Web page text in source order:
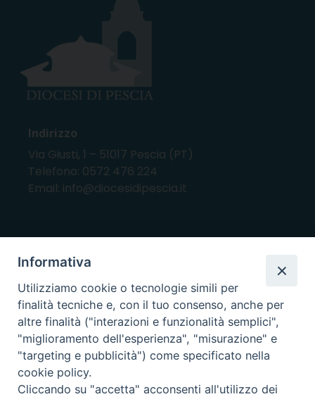
Indirizzo
Via Giusti, 1 – 51017 Pescia (PT)
Telefono: 0572 476 224
Email: info@diocesidipescia.it
ORARI E GIORNI DI APERTURA
10.00 alle 12.00
UFFICI ECONOMATO E AMMINISTRAZIONE Lunedì e
Mercoledì, dalle 10.00 alle 12.30
UFFICIO BENI CULTURALI Lunedì, Mercoledì,
Venerdì, dalle 10.00 alle 12.30
Informativa
Utilizziamo cookie o tecnologie simili per
finalità tecniche e, con il tuo consenso, anche per
altre finalità ("interazioni e funzionalità semplici",
"miglioramento dell'esperienza", "misurazione" e
"targeting e pubblicità") come specificato nella
cookie policy.
Cliccando su "accetta" acconsenti all'utilizzo dei